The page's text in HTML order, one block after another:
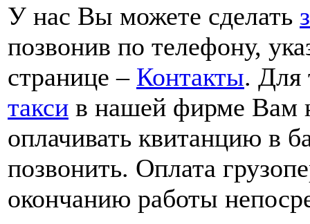
У нас Вы можете сделать
позвонив по телефону,
странице – Контакты. Для
такси в нашей фирме Вам
оплачивать квитанцию в
позвонить. Оплата
окончанию работы